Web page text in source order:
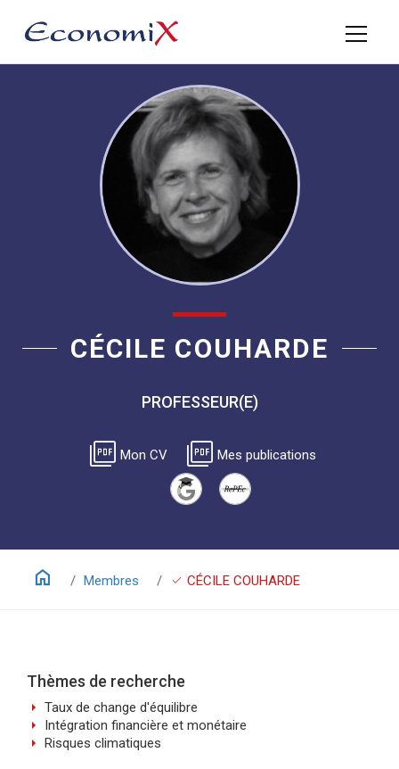
CÉCILE COUHARDE
PROFESSEUR(E)
picture_as_pdf Mon CV picture_as_pdf Mes publications
home Membres check CÉCILE COUHARDE
Thèmes de recherche
arrow_right Taux de change d'équilibre
arrow_right Intégration financière et monétaire
arrow_right Risques climatiques